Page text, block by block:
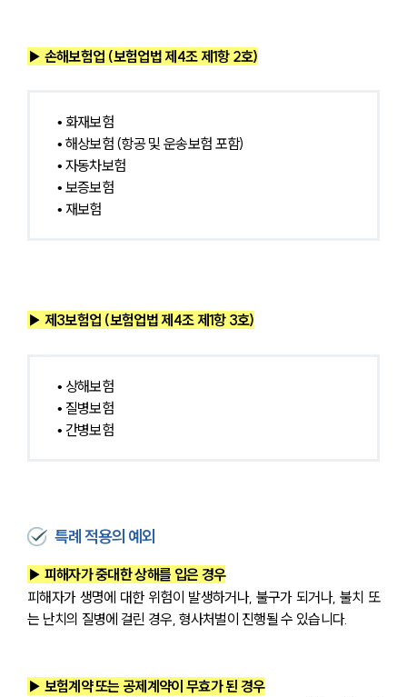
▶ 손해보험업 (보험업법 제4조 제1항 2호)
• 화재보험
• 해상보험 (항공 및 운송보험 포함)
• 자동차보험
• 보증보험
• 재보험
▶ 제3보험업 (보험업법 제4조 제1항 3호)
• 상해보험
• 질병보험
• 간병보험
특례 적용의 예외
▶ 피해자가 중대한 상해를 입은 경우
피해자가 생명에 대한 위험이 발생하거나, 불구가 되거나, 불치 또
는 난치의 질병에 걸린 경우, 형사처벌이 진행될 수 있습니다.
▶ 보험계약 또는 공제계약이 무효가 된 경우